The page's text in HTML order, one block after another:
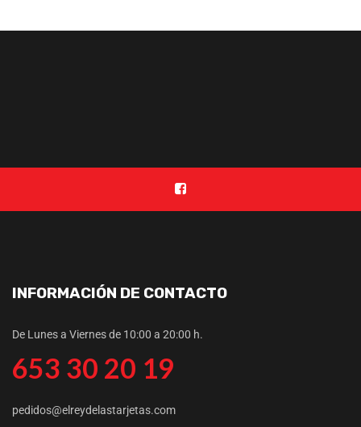
INFORMACIÓN DE CONTACTO
De Lunes a Viernes de 10:00 a 20:00 h.
653 30 20 19
pedidos@elreydelastarjetas.com